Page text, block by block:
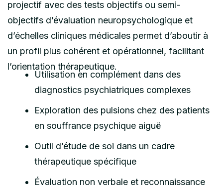
projectif avec des tests objectifs ou semi-
objectifs d’évaluation neuropsychologique et
d’échelles cliniques médicales permet d’aboutir à
un profil plus cohérent et opérationnel, facilitant
l’orientation thérapeutique.
Utilisation en complément dans des
diagnostics psychiatriques complexes
Exploration des pulsions chez des patients
en souffrance psychique aiguë
Outil d’étude de soi dans un cadre
thérapeutique spécifique
Évaluation non verbale et reconnaissance